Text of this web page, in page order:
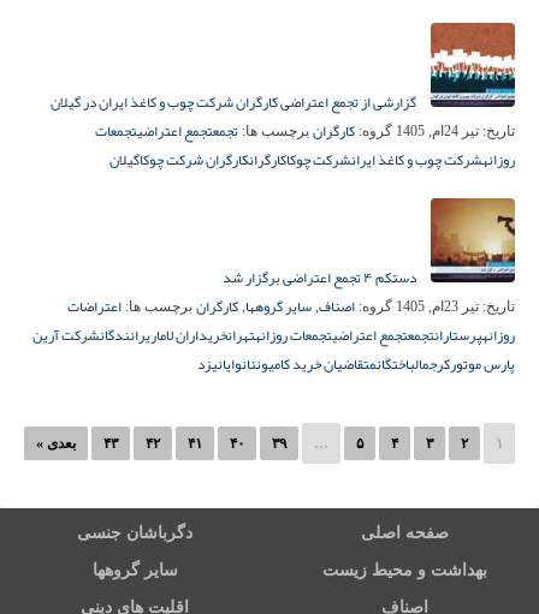
گزارشی از تجمع اعتراضی کارگران شرکت چوب و کاغذ ایران در گیلان
تاریخ: تیر 24ام, 1405 گروه: کارگران برچسب ها: تجمعتجمع اعتراضیتجمعات
روزانهشرکت چوب و کاغذ ایرانشرکت چوکاکارگرانکارگران شرکت چوکاگیلان
دستکم ۴ تجمع اعتراضی برگزار شد
تاریخ: تیر 23ام, 1405 گروه: اصناف, سایر گروهها, کارگران برچسب ها: اعتراضات
روزانهپرستارانتجمعتجمع اعتراضیتجمعات روزانهتهرانخریداران لاماریرانندگانشرکت آرین
پارس موتورکرجمالباختگانمتقاضیان خرید کامیوننانوایانیزد
۱ ۲ ۳ ۴ ۵ … ۳۹ ۴۰ ۴۱ ۴۲ ۴۳ بعدی »
صفحه اصلی دگرباشان جنسی
بهداشت و محیط زیست سایر گروهها
اصناف اقلیت های دینی